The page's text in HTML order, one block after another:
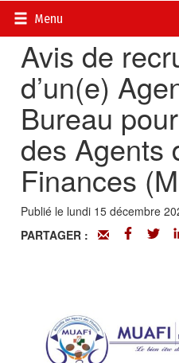
Menu
Accueil>
Avis de
d’un(e)
Bureau
des Agents
Finances
Publié le lundi 15 décembre
PARTAGER :